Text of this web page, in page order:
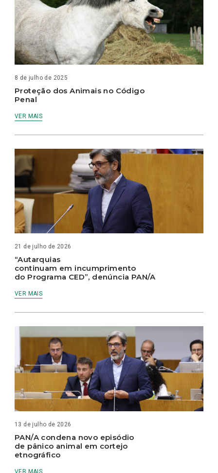
8 de julho de 2025
Proteção dos Animais no Código
Penal
VER MAIS
21 de julho de 2026
“Autarquias
continuam em incumprimento
do Programa CED”, denúncia PAN/A
VER MAIS
13 de julho de 2026
PAN/A condena novo episódio
de pânico animal em cortejo
etnográfico
VER MAIS